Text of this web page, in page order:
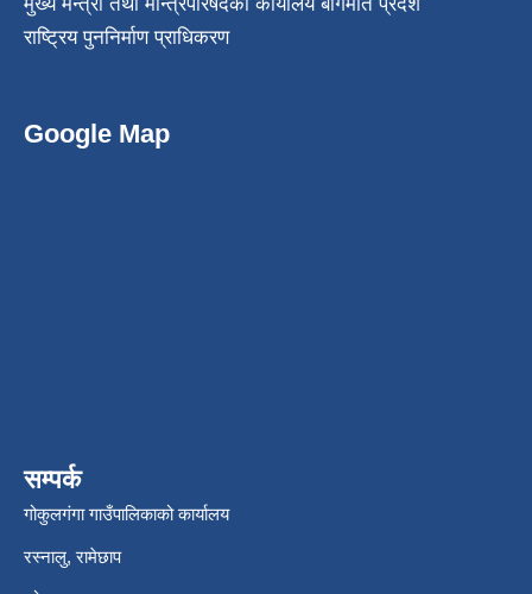
राष्ट्रिय पुननिर्माण प्राधिकरण
Google Map
सम्पर्क
गोकुलगंगा गाउँपालिकाको कार्यालय
रस्नालु, रामेछाप